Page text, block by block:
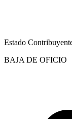
Estado
BAJA DE OFICIO